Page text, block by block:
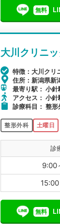
無料
大川クリニッ
特徴：大川クリ
住所：新潟県新
最寄り駅： 小
アクセス： 小針
診療科目： 整
整形外科 土曜日
診
9:00
無料